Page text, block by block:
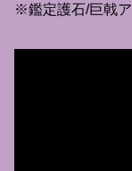
※鑑定護石/巨戟ア